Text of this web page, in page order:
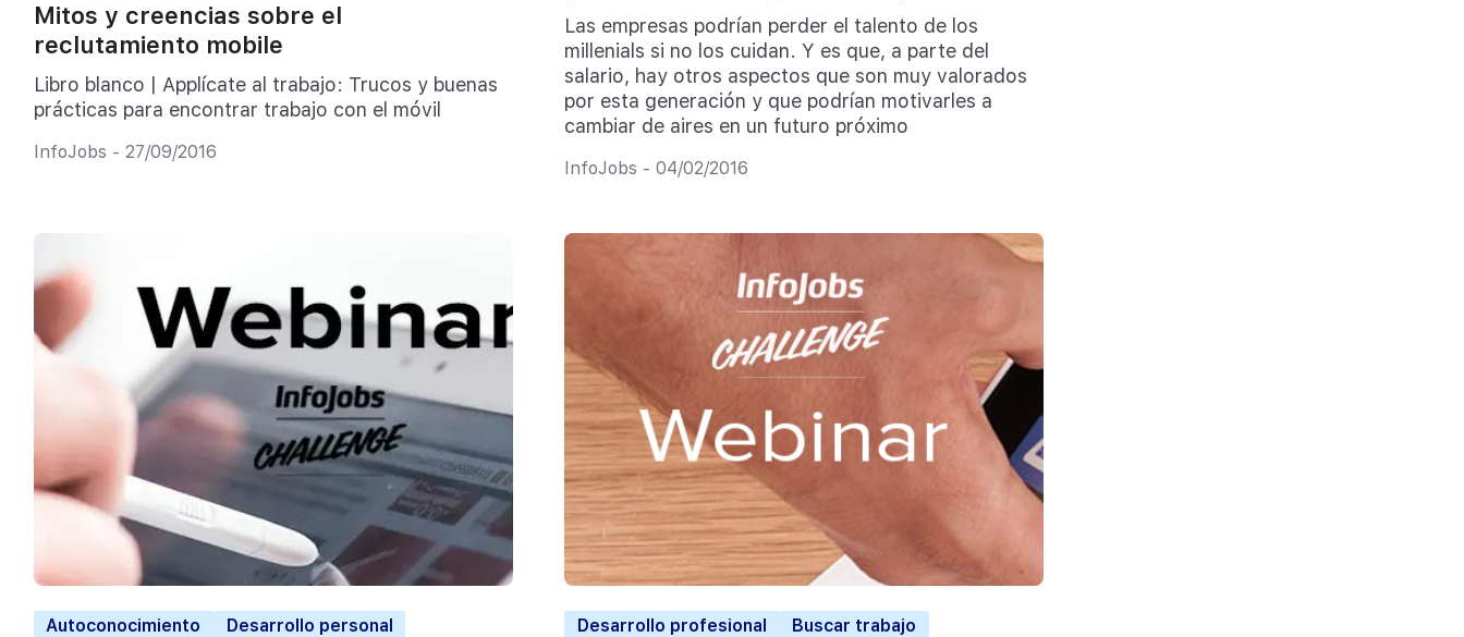
Mitos y creencias sobre el
reclutamiento mobile
Libro blanco | Applícate al trabajo: Trucos y buenas
prácticas para encontrar trabajo con el móvil
InfoJobs - 27/09/2016
Las empresas podrían perder el talento de los
millenials si no los cuidan. Y es que, a parte del
salario, hay otros aspectos que son muy valorados
por esta generación y que podrían motivarles a
cambiar de aires en un futuro próximo
InfoJobs - 04/02/2016
Autoconocimiento
Desarrollo personal
Desarrollo profesional
Buscar trabajo